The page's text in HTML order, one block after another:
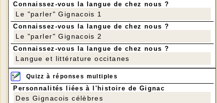
Connaissez-vous la langue de chez nous ?
Le "parler" Gignacois 1
Connaissez-vous la langue de chez nous ?
Le "parler" Gignacois 2
Connaissez-vous la langue de chez nous ?
Langue et littérature occitanes
Quizz à réponses multiples
Personnalités liées à l'histoire de Gignac
Des Gignacois célèbres